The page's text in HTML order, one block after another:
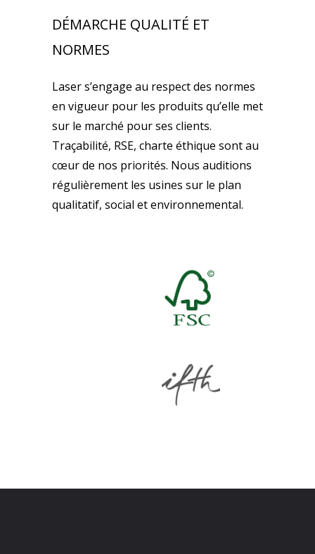
DÉMARCHE QUALITÉ ET
NORMES
Laser s’engage au respect des normes
en vigueur pour les produits qu’elle met
sur le marché pour ses clients.
Traçabilité, RSE, charte éthique sont au
cœur de nos priorités. Nous auditions
régulièrement les usines sur le plan
qualitatif, social et environnemental.